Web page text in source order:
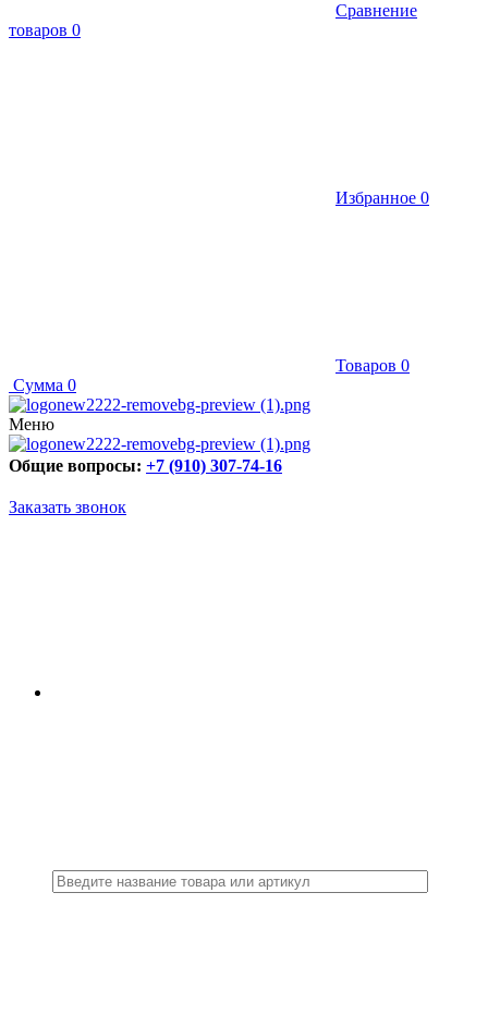
Сравнение
товаров 0
Избранное 0
Товаров 0
Сумма 0
Меню
Общие вопросы: +7 (910) 307-74-16
Заказать звонок